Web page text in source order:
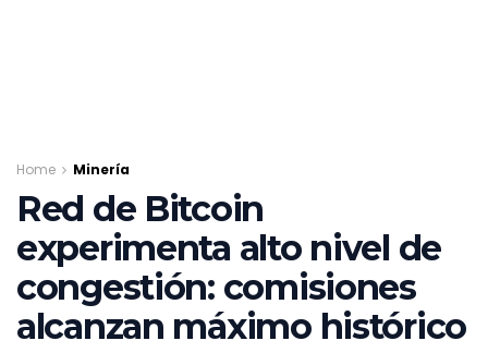
Home Minería
Red de Bitcoin
experimenta alto nivel de
congestión: comisiones
alcanzan máximo histórico